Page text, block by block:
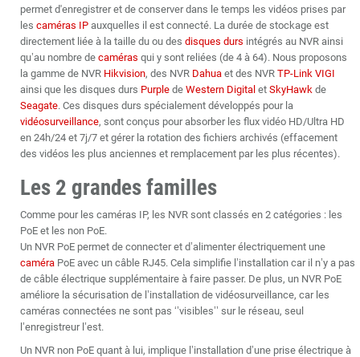
permet d'enregistrer et de conserver dans le temps les vidéos prises par
les caméras IP auxquelles il est connecté. La durée de stockage est
directement liée à la taille du ou des disques durs intégrés au NVR ainsi
qu’au nombre de caméras qui y sont reliées (de 4 à 64). Nous proposons
la gamme de NVR Hikvision, des NVR Dahua et des NVR TP-Link VIGI
ainsi que les disques durs Purple de Western Digital et SkyHawk de
Seagate. Ces disques durs spécialement développés pour la
vidéosurveillance, sont conçus pour absorber les flux vidéo HD/Ultra HD
en 24h/24 et 7j/7 et gérer la rotation des fichiers archivés (effacement
des vidéos les plus anciennes et remplacement par les plus récentes).
Les 2 grandes familles
Comme pour les caméras IP, les NVR sont classés en 2 catégories : les
PoE et les non PoE.
Un NVR PoE permet de connecter et d’alimenter électriquement une
caméra PoE avec un câble RJ45. Cela simplifie l’installation car il n’y a pas
de câble électrique supplémentaire à faire passer. De plus, un NVR PoE
améliore la sécurisation de l’installation de vidéosurveillance, car les
caméras connectées ne sont pas ‘’visibles’’ sur le réseau, seul
l’enregistreur l’est.
Un NVR non PoE quant à lui, implique l’installation d’une prise électrique à